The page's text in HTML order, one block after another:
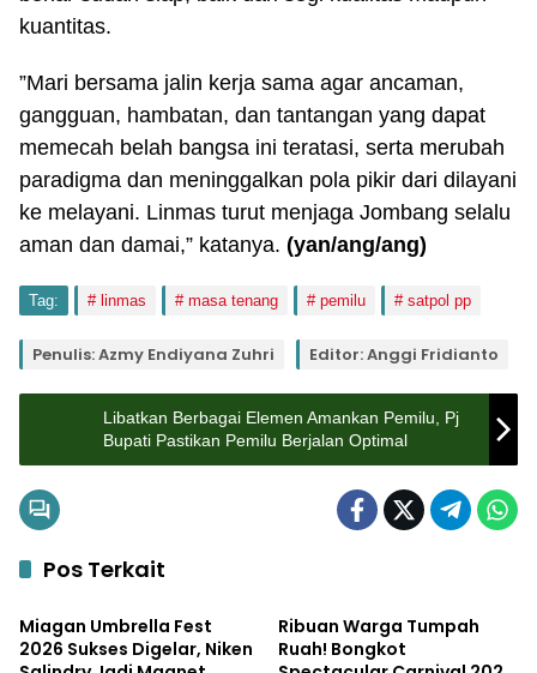
kuantitas.
”Mari bersama jalin kerja sama agar ancaman,
gangguan, hambatan, dan tantangan yang dapat
memecah belah bangsa ini teratasi, serta merubah
paradigma dan meninggalkan pola pikir dari dilayani
ke melayani. Linmas turut menjaga Jombang selalu
aman dan damai,” katanya. (yan/ang/ang)
Tag: linmas masa tenang pemilu satpol pp
Penulis: Azmy Endiyana Zuhri Editor: Anggi Fridianto
Libatkan Berbagai Elemen Amankan Pemilu, Pj
Bupati Pastikan Pemilu Berjalan Optimal
Pos Terkait
Pemerintahan
Miagan Umbrella Fest
2026 Sukses Digelar, Niken
Ribuan Warga Tumpah
Ruah! Bongkot